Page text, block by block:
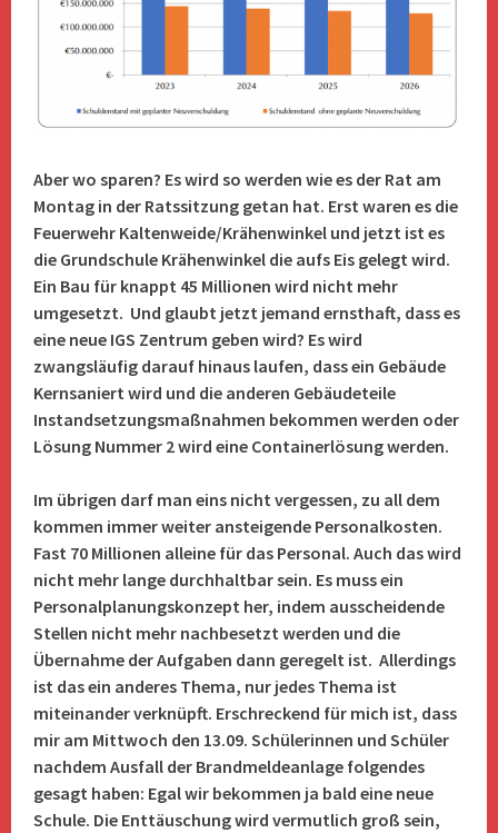
Aber wo sparen? Es wird so werden wie es der Rat am
Montag in der Ratssitzung getan hat. Erst waren es die
Feuerwehr Kaltenweide/Krähenwinkel und jetzt ist es
die Grundschule Krähenwinkel die aufs Eis gelegt wird.
Ein Bau für knappt 45 Millionen wird nicht mehr
umgesetzt. Und glaubt jetzt jemand ernsthaft, dass es
eine neue IGS Zentrum geben wird? Es wird
zwangsläufig darauf hinaus laufen, dass ein Gebäude
Kernsaniert wird und die anderen Gebäudeteile
Instandsetzungsmaßnahmen bekommen werden oder
Lösung Nummer 2 wird eine Containerlösung werden.
Im übrigen darf man eins nicht vergessen, zu all dem
kommen immer weiter ansteigende Personalkosten.
Fast 70 Millionen alleine für das Personal. Auch das wird
nicht mehr lange durchhaltbar sein. Es muss ein
Personalplanungskonzept her, indem ausscheidende
Stellen nicht mehr nachbesetzt werden und die
Übernahme der Aufgaben dann geregelt ist. Allerdings
ist das ein anderes Thema, nur jedes Thema ist
miteinander verknüpft. Erschreckend für mich ist, dass
mir am Mittwoch den 13.09. Schülerinnen und Schüler
nachdem Ausfall der Brandmeldeanlage folgendes
gesagt haben: Egal wir bekommen ja bald eine neue
Schule. Die Enttäuschung wird vermutlich groß sein,